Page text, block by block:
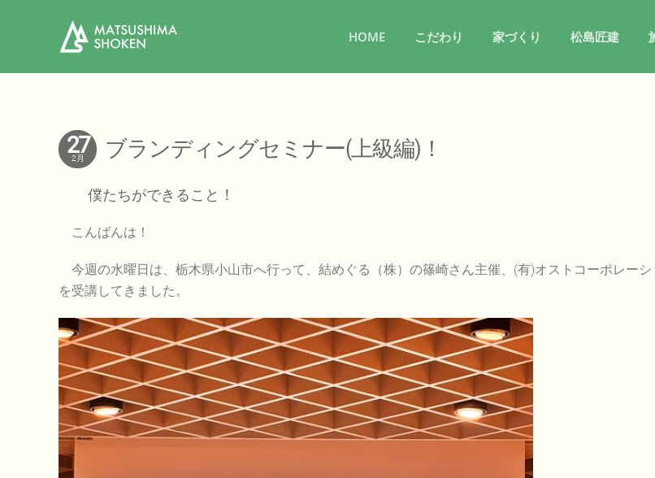
HOME こだわり 家づくり 松島匠建
27
2月 ブランディングセミナー(上級編)！
僕たちができること ！
こんばんは！
今週の水曜日は、栃木県小山市へ行って、結めぐる（株）の篠崎さん主催、(有)オストコーポレー
を受講してきました。